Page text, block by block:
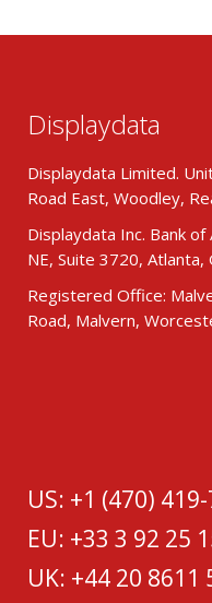
Displaydata
Displaydata Limited.
Road East, Woodley,
Displaydata Inc. Bank
NE, Suite 3720,
Registered Office:
Road, Malvern,
US: +1 (470)
EU: +33 3 92 25
UK: +44 20 8611